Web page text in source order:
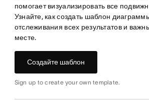
помогает визуализировать все
Узнайте, как создать шаблон
отслеживания всех результатов и
месте.
Создайте шаблон
Sign up to create your own template.